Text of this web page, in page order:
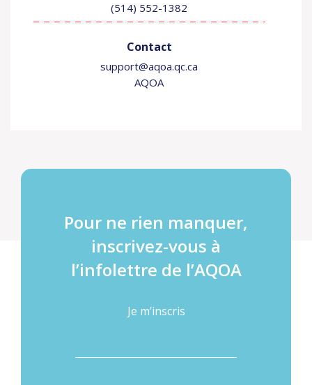
Contact
AQOA
(514) 552-1382
support@aqoa.qc.ca
Pour ne rien manquer,
inscrivez-vous à
l’infolettre de l’AQOA
Je m’inscris